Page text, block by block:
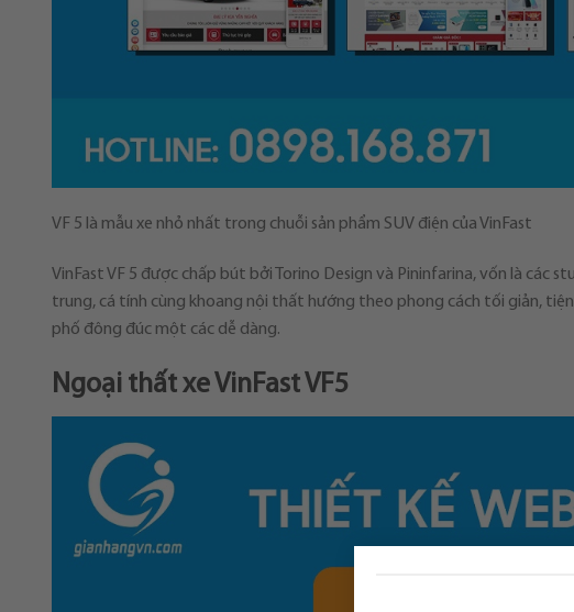
VF 5 là mẫu xe nhỏ nhất trong chuỗi sản phẩm SUV điện của VinFast
VinFast VF 5 được chấp bút bởi Torino Design và Pininfarina, vốn là các
trung, cá tính cùng khoang nội thất hướng theo phong cách tối giản,
phố đông đúc một các dễ dàng.
Ngoại thất xe VinFast VF5